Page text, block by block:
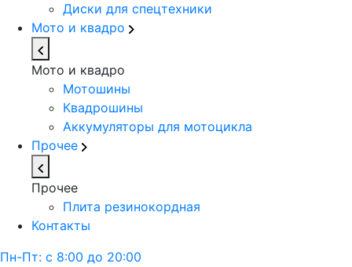
Диски для спецтехники
Мото и квадро
Мото и квадро
Мотошины
Квадрошины
Аккумуляторы для мотоцикла
Прочее
Прочее
Плита резинокордная
Контакты
Пн-Пт: с 8:00 до 20:00